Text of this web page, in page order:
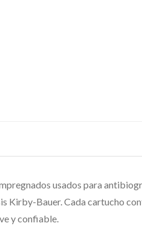
usados ​​para
Kirby-Bauer. Cada cartucho
y confiable.